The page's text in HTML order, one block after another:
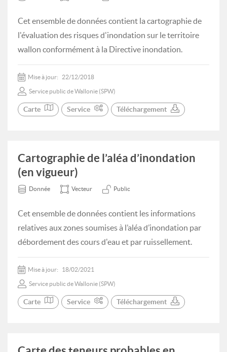
Cet ensemble de données contient la cartographie de
l'évaluation des risques d'inondation sur le territoire
wallon conformément à la Directive inondation.
Mise à jour: 22/12/2018
Service public de Wallonie (SPW)
Carte Service Téléchargement
Cartographie de l’aléa d’inondation
(en vigueur)
Donnée Vecteur Public
Cet ensemble de données contient les informations
relatives aux zones soumises à l’aléa d’inondation par
débordement des cours d'eau et par ruissellement.
Mise à jour: 18/02/2021
Service public de Wallonie (SPW)
Carte Service Téléchargement